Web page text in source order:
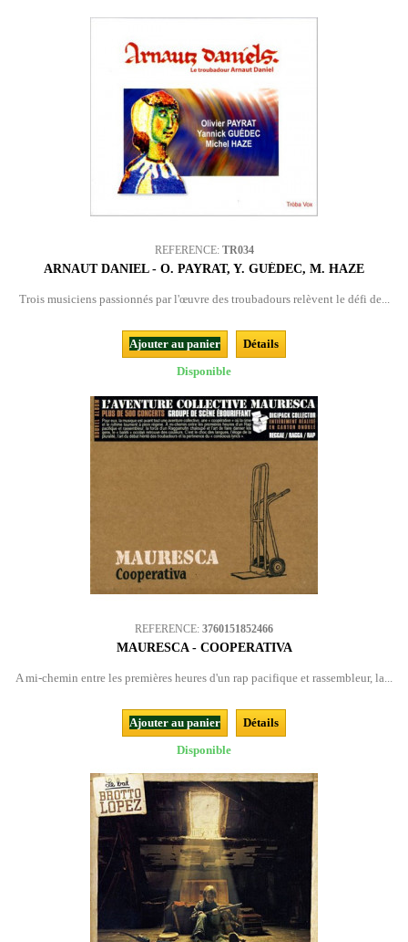
REFERENCE: TR034
ARNAUT DANIEL - O. PAYRAT, Y. GUÉDEC, M. HAZE
Trois musiciens passionnés par l'œuvre des troubadours relèvent le défi de...
Ajouter au panier
Détails
Disponible
REFERENCE: 3760151852466
MAURESCA - COOPERATIVA
A mi-chemin entre les premières heures d'un rap pacifique et rassembleur, la...
Ajouter au panier
Détails
Disponible